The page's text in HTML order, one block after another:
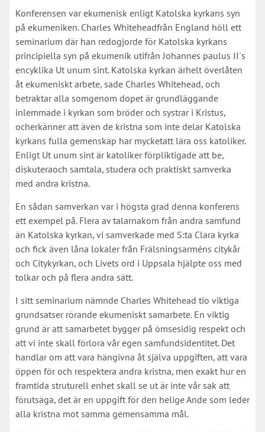
Konferensen var ekumenisk enligt Katolska kyrkans syn
på ekumeniken. Charles Whiteheadfrån England höll ett
seminarium där han redogjorde för Katolska kyrkans
principiella syn på ekumenik utifrån Johannes paulus II´s
encyklika Ut unum sint. Katolska kyrkan ärhelt överlåten
åt ekumeniskt arbete, sade Charles Whitehead, och
betraktar alla somgenom dopet är grundläggande
inlemmade i kyrkan som bröder och systrar i Kristus,
ocherkänner att även de kristna som inte delar Katolska
kyrkans fulla gemenskap har mycketatt lära oss katoliker.
Enligt Ut unum sint är katoliker förpliktigade att be,
diskuteraoch samtala, studera och praktiskt samverka
med andra kristna.
En sådan samverkan var i högsta grad denna konferens
ett exempel på. Flera av talarnakom från andra samfund
än Katolska kyrkan, vi samverkade med S:ta Clara kyrka
och fick även låna lokaler från Frälsningsarméns citykår
och Citykyrkan, och Livets ord i Uppsala hjälpte oss med
tolkar och på flera andra sätt.
I sitt seminarium nämnde Charles Whitehead tio viktiga
grundsatser rörande ekumeniskt samarbete. En viktig
grund är att samarbetet bygger på ömsesidig respekt och
att vi inte skall förlora vår egen samfundsidentitet. Det
handlar om att vara hängivna åt själva uppgiften, att vara
öppen för och respektera andra kristna, men exakt hur en
framtida struturell enhet skall se ut är inte vår sak att
förutsäga, det är en uppgift för den helige Ande som leder
alla kristna mot samma gemensamma mål.